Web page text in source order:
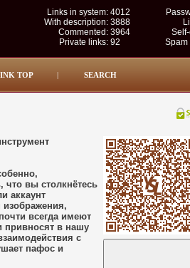
Links in system: 4012
With description: 3888
Commented: 3964
Private links: 92 Spam
TOP | SEARCH
вы столкнётесь
аккаунт
изображения,
всегда имеют
привносят в нашу
с
пафос и